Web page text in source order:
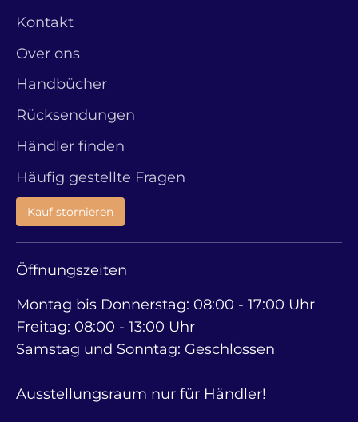
Kontakt
Over ons
Handbücher
Rücksendungen
Händler finden
Häufig gestellte Fragen
Kauf stornieren
Öffnungszeiten
Montag bis Donnerstag: 08:00 - 17:00 Uhr
Freitag: 08:00 - 13:00 Uhr
Samstag und Sonntag: Geschlossen
Ausstellungsraum nur für Händler!